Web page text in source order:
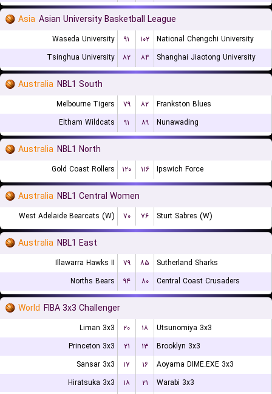
Asia Asian University Basketball League
Waseda University ۹۱ ۱۰۲
National Chengchi University
Tsinghua University
۸۲ ۸۴ Shanghai Jiaotong University
Australia NBL1 South
Melbourne Tigers ۷۹ ۸۲
Frankston Blues
Eltham Wildcats
۹۱ ۸۹ Nunawading
Australia NBL1 North
Gold Coast Rollers ۱۲۰ ۱۱۶ Ipswich Force
Australia NBL1 Central Women
West Adelaide Bearcats (W) ۷۰ ۷۶ Sturt Sabres (W)
Australia NBL1 East
Illawarra Hawks II ۷۹ ۸۵
Sutherland Sharks
Norths Bears
۹۴ ۸۰ Central Coast Crusaders
World FIBA 3x3 Challenger
Liman 3x3 ۲۰ ۱۸
Utsunomiya 3x3
Princeton 3x3
۲۱ ۱۳
Brooklyn 3x3
Sansar 3x3
۱۷ ۱۶
Aoyama DIME.EXE 3x3
Hiratsuka 3x3
۱۸ ۲۱ Warabi 3x3